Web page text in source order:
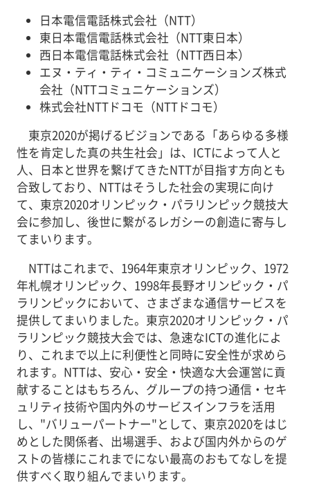
日本電信電話株式会社（NTT）
東日本電信電話株式会社（NTT東日本）
西日本電信電話株式会社（NTT西日本）
エヌ・ティ・ティ・コミュニケーションズ株式
会社（NTTコミュニケーションズ）
株式会社NTTドコモ（NTTドコモ）
東京2020が掲げるビジョンである「あらゆる多様
性を肯定した真の共生社会」は、ICTによって人と
人、日本と世界を繋げてきたNTTが目指す方向とも
合致しており、NTTはそうした社会の実現に向け
て、東京2020オリンピック・パラリンピック競技大
会に参加し、後世に繋がるレガシーの創造に寄与し
てまいります。
NTTはこれまで、1964年東京オリンピック、1972
年札幌オリンピック、1998年長野オリンピック・パ
ラリンピックにおいて、さまざまな通信サービスを
提供してまいりました。東京2020オリンピック・パ
ラリンピック競技大会では、急速なICTの進化によ
り、これまで以上に利便性と同時に安全性が求めら
れます。NTTは、安心・安全・快適な大会運営に貢
献することはもちろん、グループの持つ通信・セキ
ュリティ技術や国内外のサービスインフラを活用
し、"バリューパートナー"として、東京2020をはじ
めとした関係者、出場選手、および国内外からのゲ
ストの皆様にこれまでにない最高のおもてなしを提
供すべく取り組んでまいります。